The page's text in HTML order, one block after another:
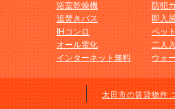
浴室乾燥機
追焚きバス
IHコンロ
オール電化
インターネット無料
防犯
即入
ペッ
二人
ウォ
太田市の賃貸物件